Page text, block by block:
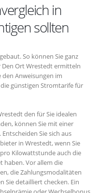
in
sollten
So können Sie ganz
Ort Wrestedt ermitteln
den Anweisungen im
günstigen Stromtarife für
den für Sie idealen
können Sie mit einer
Sie sich aus
in Wrestedt, wenn Sie
Kilowattstunde auch die
haben. Vor allem die
die Zahlungsmodalitäten
Sie detailliert checken. Ein